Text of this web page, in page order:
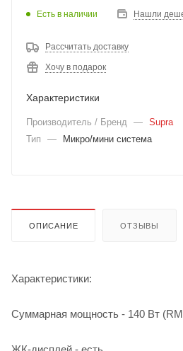
Есть в наличии Нашли
Рассчитать доставку
Хочу в подарок
Характеристики
Производитель / Бренд — Supra
Тип
— Микро/мини система
ОПИСАНИЕ ОТЗЫВЫ
Характеристики:
Cуммарная мощность - 140 Вт